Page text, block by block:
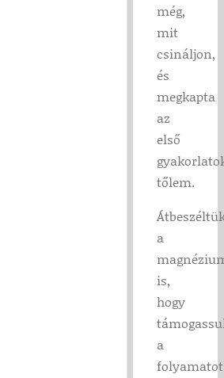
még,
mit
csináljon,
és
megkapta
az
első
tőlem.
a
is,
hogy
a